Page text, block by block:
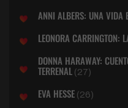
ANNI ALBERS: UNA VIDA
LEONORA CARRINGTON:
DONNA HARAWAY:
TERRENAL (27)
EVA HESSE (26)